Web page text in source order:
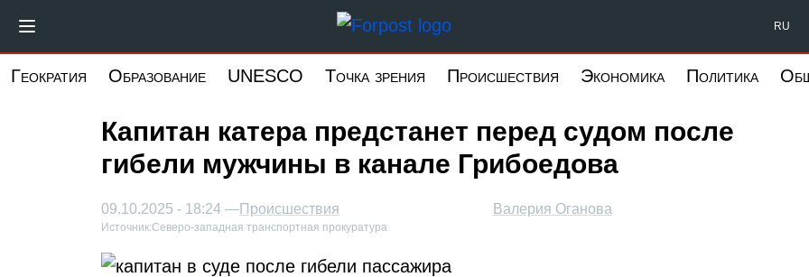
основному
Форпост Северо-Запад RU
Геократия Образование UNESCO Точка зрения Происшествия Экономика Политика
Капитан катера предстанет перед судом после
гибели мужчины в канале Грибоедова
Валерия Оганова
09.10.2025 - 18:24 —Происшествия
Источник:Северо-западная транспортная прокуратура